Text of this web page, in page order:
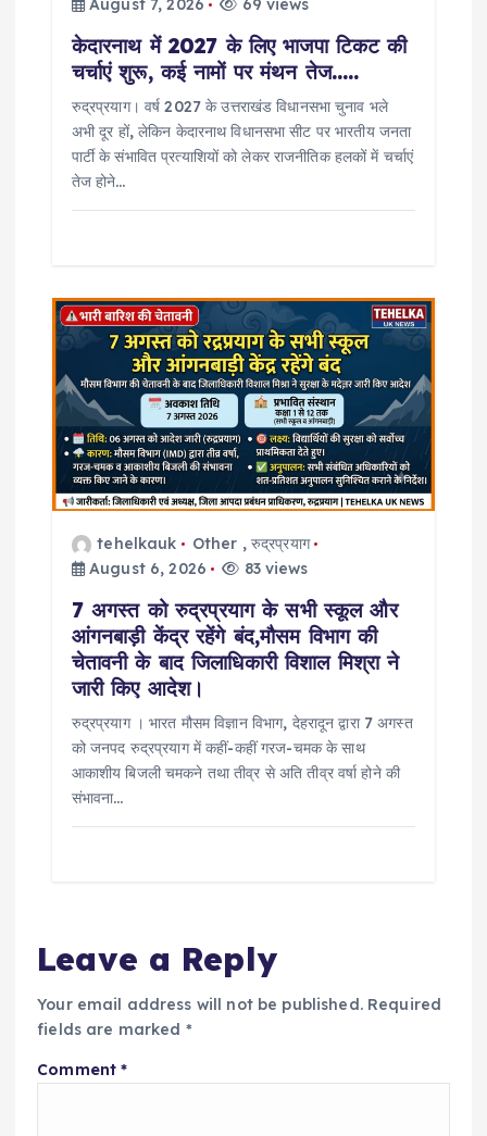
August 7, 2026
69 views
केदारनाथ में 2027 के लिए भाजपा टिकट की
चर्चाएं शुरू, कई नामों पर मंथन तेज…..
रुद्रप्रयाग। वर्ष 2027 के उत्तराखंड विधानसभा चुनाव भले
अभी दूर हों, लेकिन केदारनाथ विधानसभा सीट पर भारतीय जनता
पार्टी के संभावित प्रत्याशियों को लेकर राजनीतिक हलकों में चर्चाएं
तेज होने…
tehelkauk Other , रुद्रप्रयाग
August 6, 2026
83 views
7 अगस्त को रुद्रप्रयाग के सभी स्कूल और
आंगनबाड़ी केंद्र रहेंगे बंद,मौसम विभाग की
चेतावनी के बाद जिलाधिकारी विशाल मिश्रा ने
जारी किए आदेश।
रुद्रप्रयाग । भारत मौसम विज्ञान विभाग, देहरादून द्वारा 7 अगस्त
को जनपद रुद्रप्रयाग में कहीं-कहीं गरज-चमक के साथ
आकाशीय बिजली चमकने तथा तीव्र से अति तीव्र वर्षा होने की
संभावना…
Leave a Reply
Your email address will not be published. Required
fields are marked *
Comment*